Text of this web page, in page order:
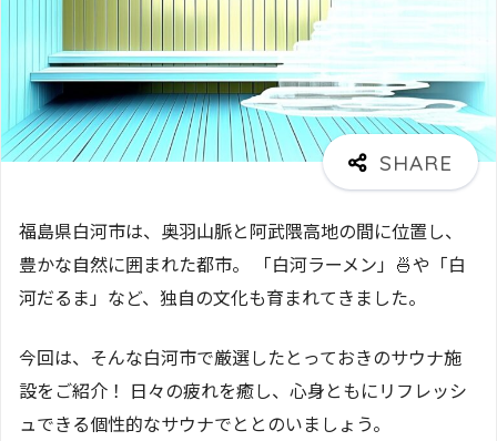
福島県白河市は、奥羽山脈と阿武隈高地の間に位置し、
豊かな自然に囲まれた都市。 「白河ラーメン」🍜や「白
河だるま」など、独自の文化も育まれてきました。
今回は、そんな白河市で厳選したとっておきのサウナ施
設をご紹介！ 日々の疲れを癒し、心身ともにリフレッシ
ュできる個性的なサウナでととのいましょう。